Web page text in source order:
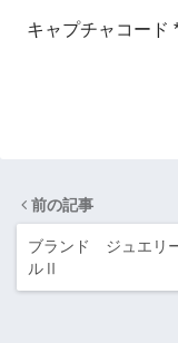
キャプチャコード
前の記事
ブランド ジュエ
ルⅡ